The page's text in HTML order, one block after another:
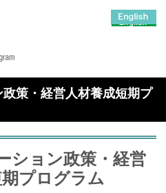
策・経営人材養成短期プ
ション政策・経営
プログラム